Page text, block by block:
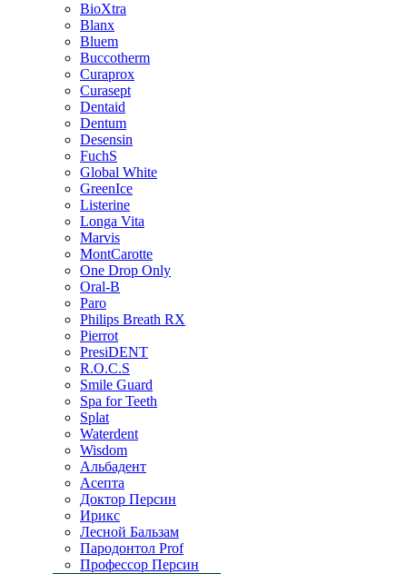
BioXtra
Blanx
Bluem
Buccotherm
Curaprox
Curasept
Dentaid
Dentum
Desensin
FuchS
Global White
GreenIce
Listerine
Longa Vita
Marvis
MontCarotte
One Drop Only
Oral-B
Paro
Philips Breath RX
Pierrot
PresiDENT
R.O.C.S
Smile Guard
Spa for Teeth
Splat
Waterdent
Wisdom
Альбадент
Асепта
Доктор Персин
Ирикс
Лесной Бальзам
Пародонтол Prof
Профессор Персин